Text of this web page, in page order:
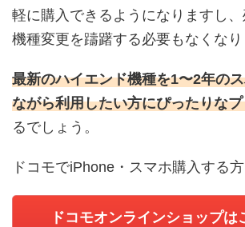
軽に購入できるようになりますし
機種変更を躊躇する必要もなくなり
最新のハイエンド機種を1〜2年の
ながら利用したい方にぴったりな
るでしょう。
ドコモでiPhone・スマホ購入する
ドコモオンラインショップは